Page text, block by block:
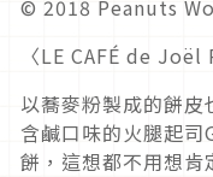
© 2018 Peanuts
〈LE CAFÉ de
以蕎麥粉製成的餅
含鹹口味的火腿起
餅，這想都不用想肯